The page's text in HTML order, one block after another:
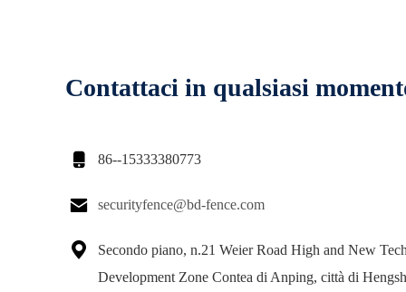
Contattaci in qualsiasi
 86--15333380773
 securityfence@bd-fence.com

Secondo piano, n.21 Weier Road High and New
Development Zone Contea di Anping, città di